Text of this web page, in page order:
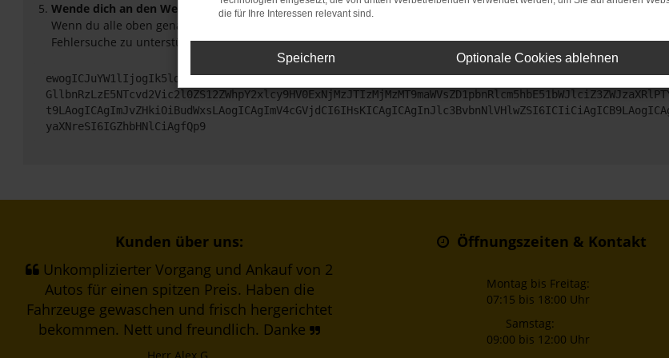
Wende dich an den Webseitenbetreiber.
Wenn du alle oben genannten Schritte versucht hast, kontaktiere uns bitte. Wir werden versuchen, das Problem
Fehlersuche zu unterstützen:
yaXNreSI6IGZhbHNlCiAgfQp9
Kunden über uns:
Unkomplizierter Vorgang und Ankauf von 2
Autos für einen spitzen Preis. Haben die
Fahrzeuge gewaschen und frisch hergerichtet
bekommen. Nett und freundlich. Danke
Öffnungszeiten & Kontakt
Montag bis Freitag:
07:15 bis 18:00 Uhr
Samstag:
09:00 bis 12:00 Uhr
die für Ihre Interessen relevant sind.
Speichern Optionale Cookies ablehnen